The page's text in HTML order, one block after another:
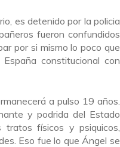
es detenido por la policia
fueron confundidos
por si mismo lo poco que
constitucional con
a pulso 19 años.
y podrida del Estado
tratos físicos y psiquicos,
Eso fue lo que Ángel se